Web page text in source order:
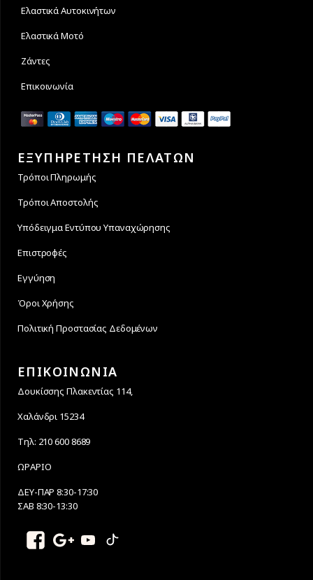
Ελαστικά Αυτοκινήτων
Ελαστικά Μοτό
Ζάντες
Επικοινωνία
ΕΞΥΠΗΡΕΤΗΣΗ ΠΕΛΑΤΩΝ
Τρόποι Πληρωμής
Τρόποι Αποστολής
Υπόδειγμα Εντύπου Υπαναχώρησης
Επιστροφές
Εγγύηση
Όροι Χρήσης
Πολιτική Προστασίας Δεδομένων
ΕΠΙΚΟΙΝΩΝΙΑ
Δουκίσσης Πλακεντίας 114,
Χαλάνδρι 15234
Τηλ: 210 600 8689
ΩΡΑΡΙΟ
ΔΕΥ-ΠΑΡ 8:30-17:30
ΣΑΒ 8:30-13:30